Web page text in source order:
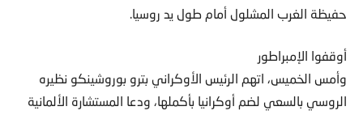
حفيظة الغرب المشلول أمام طول يد روسيا.
أوقفوا الإمبراطور
وأمس الخميس، اتهم الرئيس الأوكراني بترو بوروشينكو نظيره
الروسي بالسعي لضم أوكرانيا بأكملها، ودعا المستشارة الألمانية